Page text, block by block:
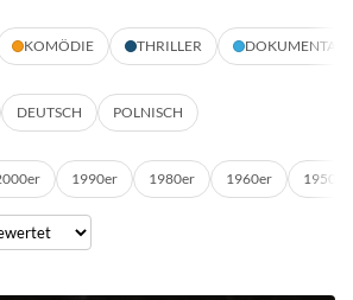
KOMÖDIE THRILLER
DEUTSCH POLNISCH
1990er 1980er 1960er 1950er